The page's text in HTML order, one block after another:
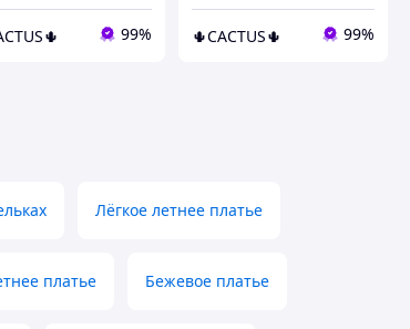
99% 🌵CACTUS🌵 99%
Лёгкое летнее платье
платье Бежевое платье